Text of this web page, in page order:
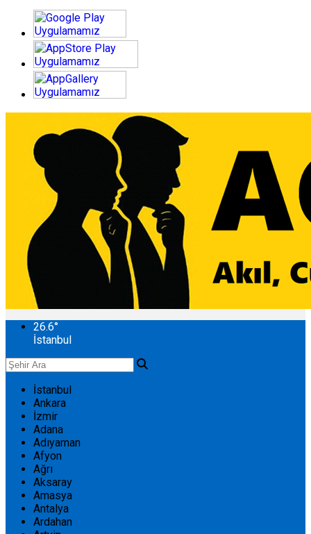
26.6°
İstanbul
İstanbul
Ankara
İzmir
Adana
Adıyaman
Afyon
Ağrı
Aksaray
Amasya
Antalya
Ardahan